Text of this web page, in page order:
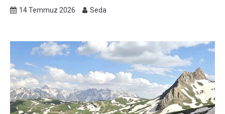
14 Temmuz 2026 Seda